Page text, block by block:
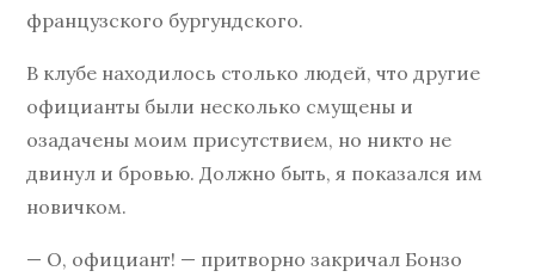
французского бургундского.
В клубе находилось столько людей, что другие
официанты были несколько смущены и
озадачены моим присутствием, но никто не
двинул и бровью. Должно быть, я показался им
новичком.
— О, официант! — притворно закричал Бонзо